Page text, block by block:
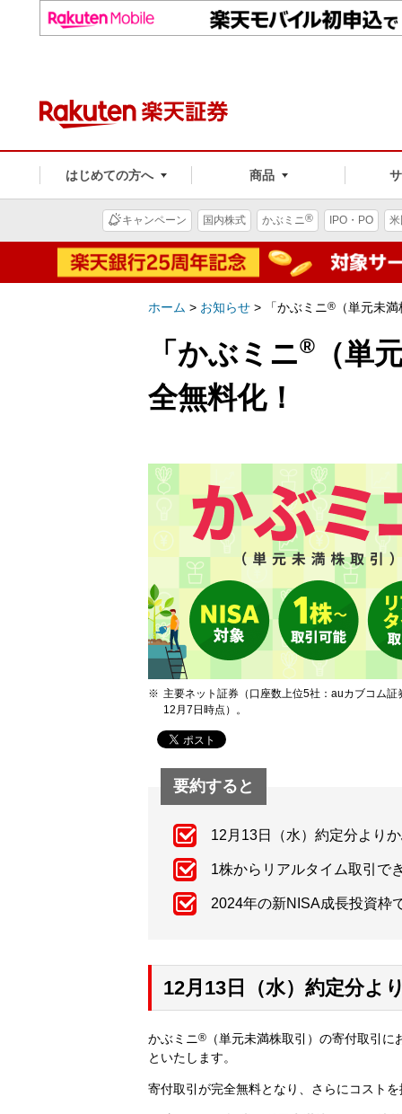
はじめての方へ 商品
キャンペーン 国内株式 かぶミニ® IPO・PO
ホーム > お知らせ > 「かぶミニ® （単元未
「かぶミニ®
（単
全無料化！
主要ネット証券（口座数上位5社：auカブコム
12月7日時点）。
要約すると
12月13日（水）約定分より
1株からリアルタイム取引で
2024年の新NISA成長投資枠
12月13日（水）約定分よ
かぶミニ®
（単元未満株取引）の寄付取引
といたします。
寄付取引が完全無料となり、さらにコスト